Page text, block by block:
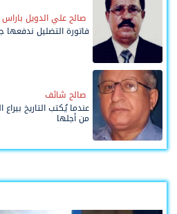
صالح علي الدويل باراس
فاتورة التضليل ندفعها
صالح شائف
عندما يُكتب التاريخ
من أجلها